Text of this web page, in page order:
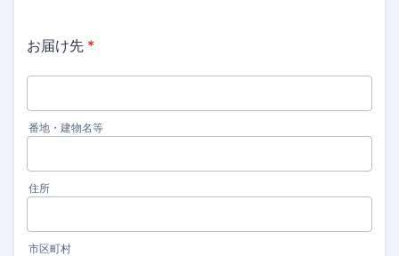
お届け先 *
番地・建物名等
住所
市区町村